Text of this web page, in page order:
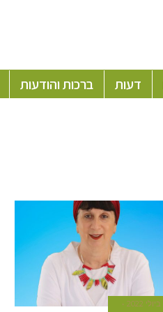
דעות ברכות והודעות